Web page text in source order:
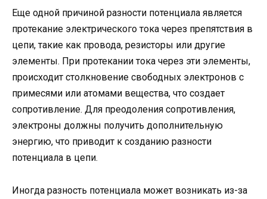
Еще одной причиной разности потенциала является
протекание электрического тока через препятствия в
цепи, такие как провода, резисторы или другие
элементы. При протекании тока через эти элементы,
происходит столкновение свободных электронов с
примесями или атомами вещества, что создает
сопротивление. Для преодоления сопротивления,
электроны должны получить дополнительную
энергию, что приводит к созданию разности
потенциала в цепи.
Иногда разность потенциала может возникать из-за